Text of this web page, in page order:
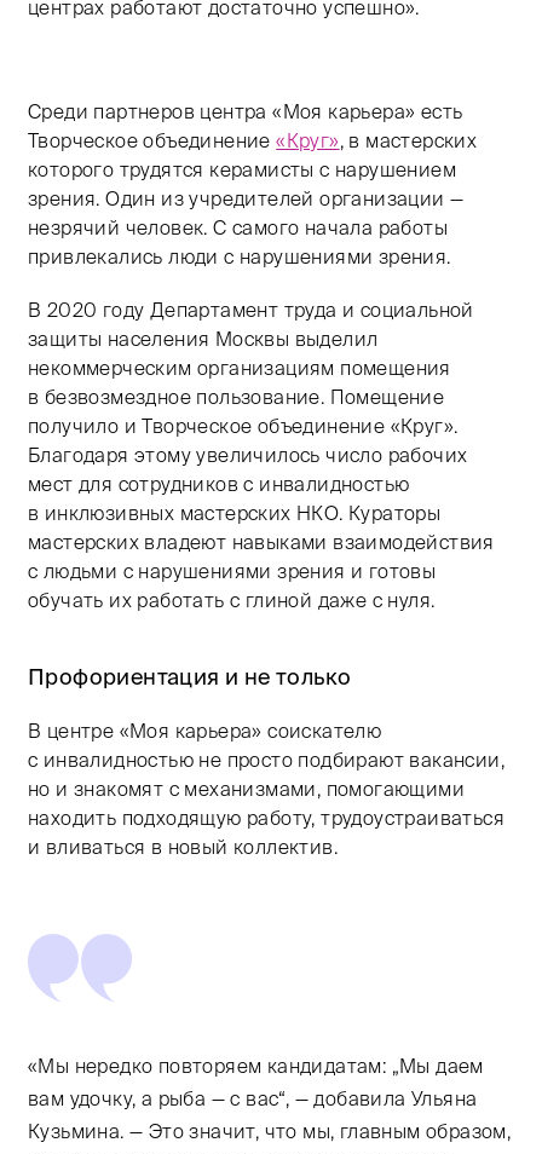
центрах работают достаточно успешно».
Среди партнеров центра «Моя карьера» есть
Творческое объединение«Круг», в мастерских
которого трудятся керамисты с нарушением
зрения. Один из учредителей организации —
незрячий человек. С самого начала работы
привлекались люди с нарушениями зрения.
В 2020 году Департамент труда и социальной
защиты населения Москвы выделил
некоммерческим организациям помещения
в безвозмездное пользование. Помещение
получило и Творческое объединение «Круг».
Благодаря этому увеличилось число рабочих
мест для сотрудников с инвалидностью
в инклюзивных мастерских НКО. Кураторы
мастерских владеют навыками взаимодействия
с людьми с нарушениями зрения и готовы
обучать их работать с глиной даже с нуля.
Профориентация и не только
В центре «Моя карьера» соискателю
с инвалидностью не просто подбирают вакансии,
но и знакомят с механизмами, помогающими
находить подходящую работу, трудоустраиваться
и вливаться в новый коллектив.
«Мы нередко повторяем кандидатам: „Мы даем
вам удочку, а рыба — с вас“, — добавила Ульяна
Кузьмина. — Это значит, что мы, главным образом,